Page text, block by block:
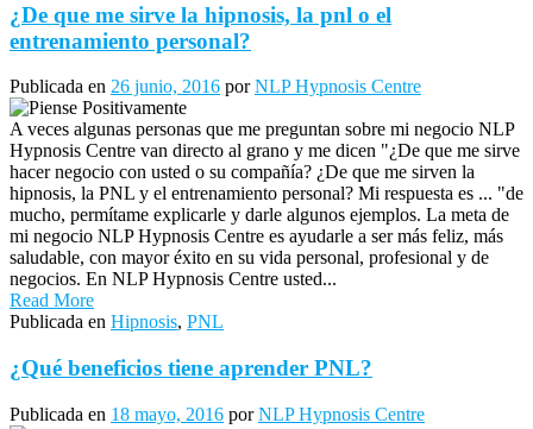
¿De que me sirve la hipnosis, la pnl o el
entrenamiento personal?
Publicada en 26 junio, 2016 porNLP Hypnosis Centre
A veces algunas personas que me preguntan sobre mi negocio NLP
Hypnosis Centre van directo al grano y me dicen "¿De que me sirve
hacer negocio con usted o su compañía? ¿De que me sirven la
hipnosis, la PNL y el entrenamiento personal? Mi respuesta es ... "de
mucho, permítame explicarle y darle algunos ejemplos. La meta de
mi negocio NLP Hypnosis Centre es ayudarle a ser más feliz, más
saludable, con mayor éxito en su vida personal, profesional y de
negocios. En NLP Hypnosis Centre usted...
Read More
Publicada en Hipnosis, PNL
¿Qué beneficios tiene aprender PNL?
Publicada en 18 mayo, 2016 porNLP Hypnosis Centre